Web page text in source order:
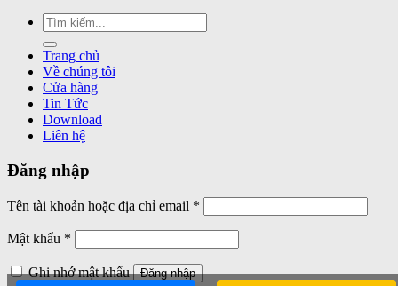
Tìm
kiếm:
Trang chủ
Về chúng tôi
Cửa hàng
Tin Tức
Download
Liên hệ
Đăng nhập
Tên tài khoản hoặc địa chỉ email *
buộc
Mật khẩu *
buộc
Ghi nhớ mật khẩu
Đăng nhập